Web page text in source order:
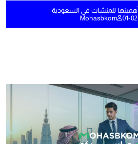
للمنشآت في السعودية
Mohasbkom